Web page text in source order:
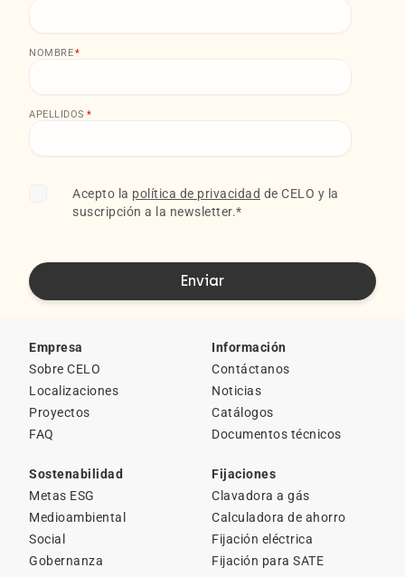
NOMBRE*
APELLIDOS *
Acepto la política de privacidad de CELO y la
suscripción a la newsletter.*
Empresa
Sobre CELO
Localizaciones
Proyectos
FAQ
Información
Contáctanos
Noticias
Catálogos
Documentos técnicos
Sostenabilidad
Metas ESG
Medioambiental
Social
Gobernanza
Fijaciones
Clavadora a gás
Calculadora de ahorro
Fijación eléctrica
Fijación para SATE